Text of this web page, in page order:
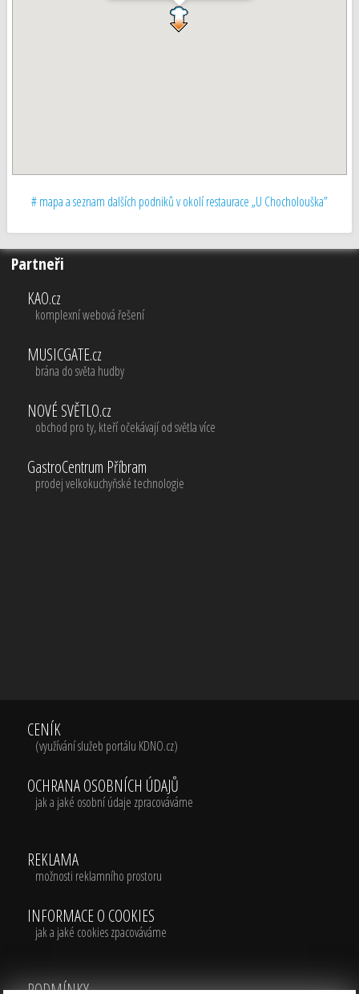
# mapa a seznam dalších podniků v okolí restaurace „U Chocholouška”
Partneři
KAO.cz
komplexní webová řešení
MUSICGATE.cz
brána do světa hudby
NOVÉ SVĚTLO.cz
obchod pro ty, kteří očekávají od světla více
GastroCentrum Příbram
prodej velkokuchyňské technologie
CENÍK
(využívání služeb portálu KDNO.cz)
OCHRANA OSOBNÍCH ÚDAJŮ
jak a jaké osobní údaje zpracováváme
REKLAMA
možnosti reklamního prostoru
INFORMACE O COOKIES
jak a jaké cookies zpacováváme
PODMÍNKY